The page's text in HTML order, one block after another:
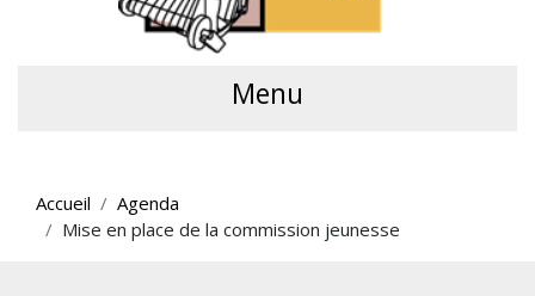
Menu
Accueil
Agenda
Mise en place de la commission jeunesse